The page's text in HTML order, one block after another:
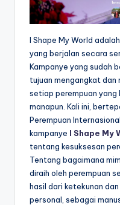
I Shape My World
yang berjalan secara
Kampanye yang sudah
tujuan mengangkat dan
setiap perempuan yang
manapun. Kali ini,
Perempuan
kampanye I Shape My
tentang kesuksesan
Tentang bagaimana
diraih oleh perempuan
hasil dari ketekunan
personal, sebagai